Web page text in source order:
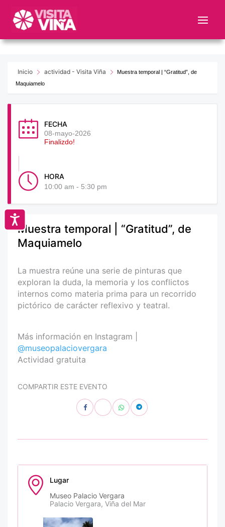
este
web
sistemaInicio actividad - Visita Viña
Muestra temporal | “Gratitud”, de
Maquiamelo
FECHA
08-mayo-2026
Finalizdo!
HORA
10:00 am - 5:30 pm
Muestra temporal | “Gratitud”, de
Maquiamelo
La muestra reúne una serie de pinturas que
exploran la duda, la memoria y los conflictos
internos como materia prima para un recorrido
pictórico de carácter reflexivo y teatral.
Más información en Instagram |
@museopalaciovergara
Actividad gratuita
COMPARTIR ESTE EVENTO
Lugar
Museo Palacio Vergara
Palacio Vergara, Viña del Mar